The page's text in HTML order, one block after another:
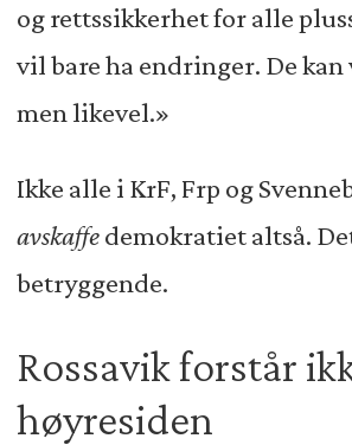
og rettssikkerhet for alle
vil bare ha endringer. De
men likevel.»
Ikke alle i KrF, Frp og
avskaffedemokratiet altså.
betryggende.
Rossavik forstår
høyresiden